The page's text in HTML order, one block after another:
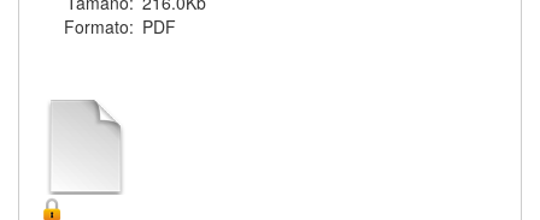
Formato: PDF